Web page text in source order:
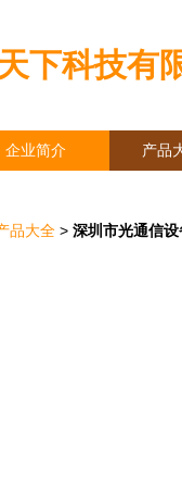
下科技有
企业简介 产品
品大全 > 深圳市光通信